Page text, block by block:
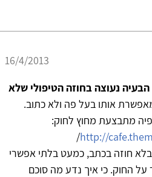
16/4/2013
נעוצה בחוזה הטיפולי שלא
אותו בעל פה ולא כתוב.
מתבצעת מחוץ לחוק:
http://
/
חוזה בכתב, כמעט בלתי אפשרי
החוק. כי איך נדע מה סוכם